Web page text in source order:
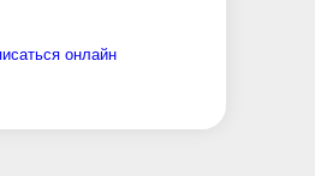
онлайн